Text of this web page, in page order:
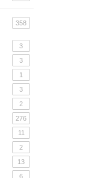
358
3
3
1
3
2
276
11
2
13
6